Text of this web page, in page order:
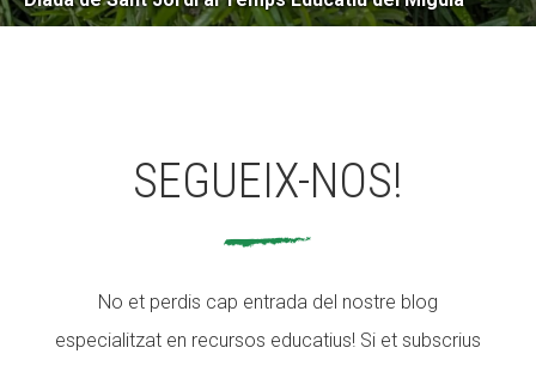
SEGUEIX-NOS!
No et perdis cap entrada del nostre blog
especialitzat en recursos educatius! Si et subscrius